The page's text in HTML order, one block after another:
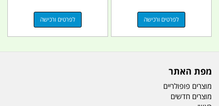
לפרטים ורכישה לפרטים ורכישה
מפת האתר
מוצרים פופולריים
מוצרים חדשים